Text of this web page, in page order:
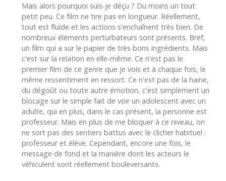
Mais alors pourquoi suis-je déçu ? Du moins un tout
petit peu. Ce film ne tire pas en longueur. Réellement,
tout est fluide et les actions s'enchaînent très bien. De
nombreux éléments perturbateurs sont présents. Bref,
un film qui a sur le papier de très bons ingrédients. Mais
c'est sur la relation en elle-même. Ce n'est pas le
premier film de ce genre que je vois et à chaque fois, le
même ressentiment en ressort. Ce n'est pas de la haine,
du dégoût ou toute autre émotion, c'est simplement un
blocage sur le simple fait de voir un adolescent avec un
adulte, qui en plus, dans le cas présent, la personne est
professeur. Mais en plus de me bloquer à ce niveau, on
ne sort pas des sentiers battus avec le clicher habituel :
professeur et élève. Cependant, encore une fois, le
message de fond et la manière dont les acteurs le
véhiculent sont réellement bouleversants.